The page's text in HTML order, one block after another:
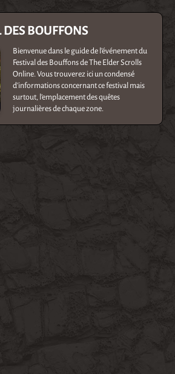
DES BOUFFONS
Bienvenue dans le guide de l’événement du
Festival des Bouffons de The Elder Scrolls
Online. Vous trouverez ici un condensé
d’informations concernant ce festival mais
surtout, l’emplacement des quêtes
journalières de chaque zone.